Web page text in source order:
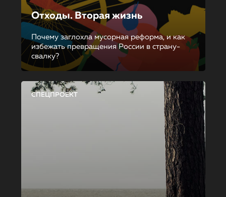
Отходы. Вторая жизнь
Почему заглохла мусорная реформа, и как
избежать превращения России в страну-
свалку?
СПЕЦПРОЕКТ